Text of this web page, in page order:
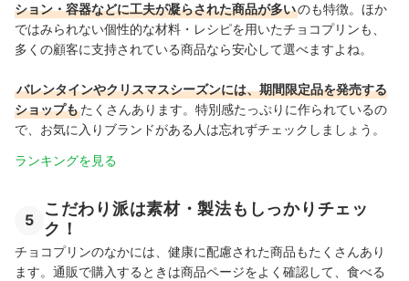
ション・容器などに工夫が凝らされた商品が多いのも特徴。ほか
ではみられない個性的な材料・レシピを用いたチョコプリンも、
多くの顧客に支持されている商品なら安心して選べますよね。
バレンタインやクリスマスシーズンには、期間限定品を発売する
ショップもたくさんあります。特別感たっぷりに作られているの
で、お気に入りブランドがある人は忘れずチェックしましょう。
ランキングを見る
5
こだわり派は素材・製法もしっかりチェッ
ク！
チョコプリンのなかには、健康に配慮された商品もたくさんあり
ます。通販で購入するときは商品ページをよく確認して、食べる